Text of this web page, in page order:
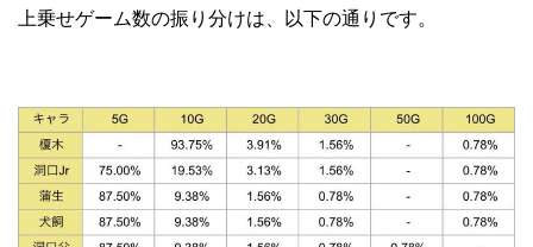
上乗せゲーム数の振り分けは、以下の通りです。